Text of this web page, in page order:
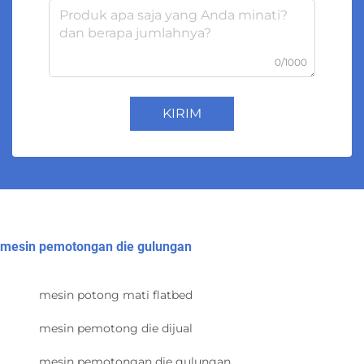
0/1000
KIRIM
mesin pemotongan die gulungan
mesin potong mati flatbed
mesin pemotong die dijual